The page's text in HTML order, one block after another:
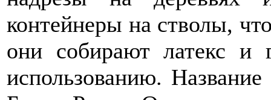
контейнеры на стволы,
они собирают латекс и
использованию.